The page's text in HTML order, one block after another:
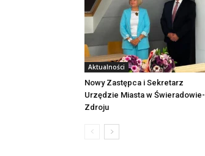
Aktualności
Nowy Zastępca i Sekretarz
Urzędzie Miasta w Świeradowie-
Zdroju